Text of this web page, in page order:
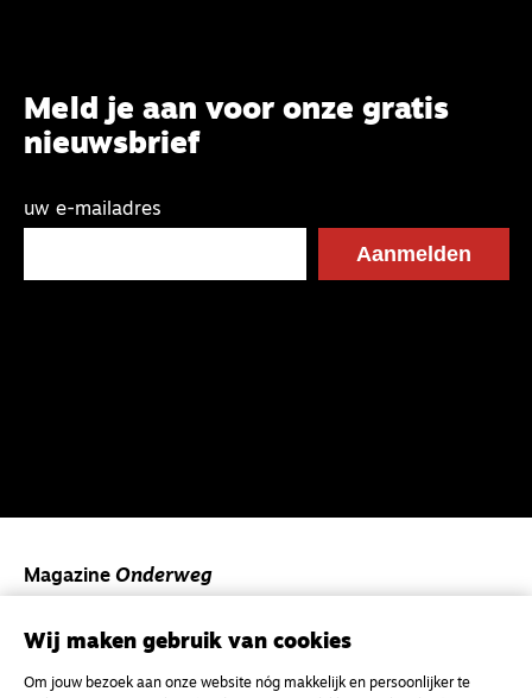
Meld je aan voor onze gratis
nieuwsbrief
uw e-mailadres
Magazine Onderweg
en gesprek voor christenen onderweg, in het bijzonder
voor de Nederlandse Gereformeerde Kerken.
Wij maken gebruik van cookies
Om jouw bezoek aan onze website nóg makkelijk en persoonlijker te